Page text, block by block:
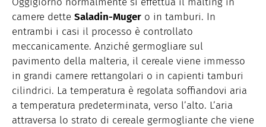
camere dette Saladin-Muger o in tamburi. In
entrambi i casi il processo è controllato
meccanicamente. Anziché germogliare sul
pavimento della malteria, il cereale viene immesso
in grandi camere rettangolari o in capienti tamburi
cilindrici. La temperatura è regolata soffiandovi aria
a temperatura predeterminata, verso l’alto. L’aria
attraversa lo strato di cereale germogliante che viene